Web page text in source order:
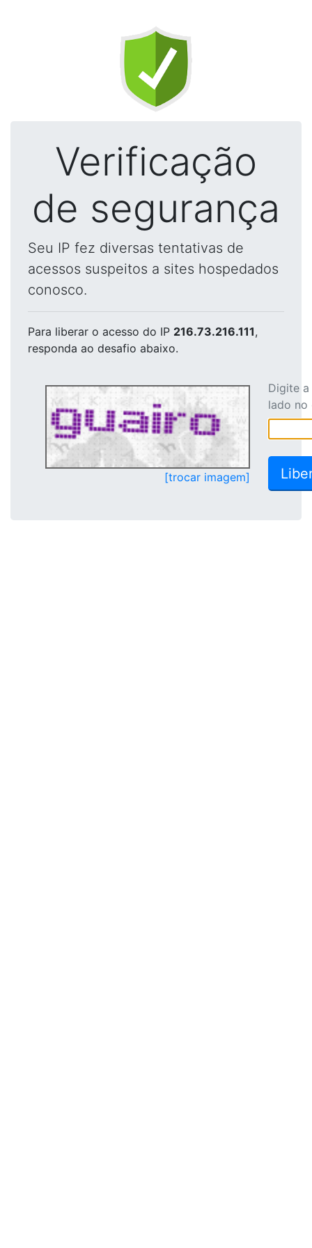
Verificação
de segurança
Seu IP fez diversas tentativas de
acessos suspeitos a sites hospedados
conosco.
Para liberar o acesso do IP 216.73.216.111,
responda ao desafio abaixo.
[trocar imagem]
Digite
lado no